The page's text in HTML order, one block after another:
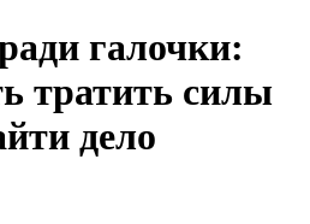
галочки:
тратить силы
дело